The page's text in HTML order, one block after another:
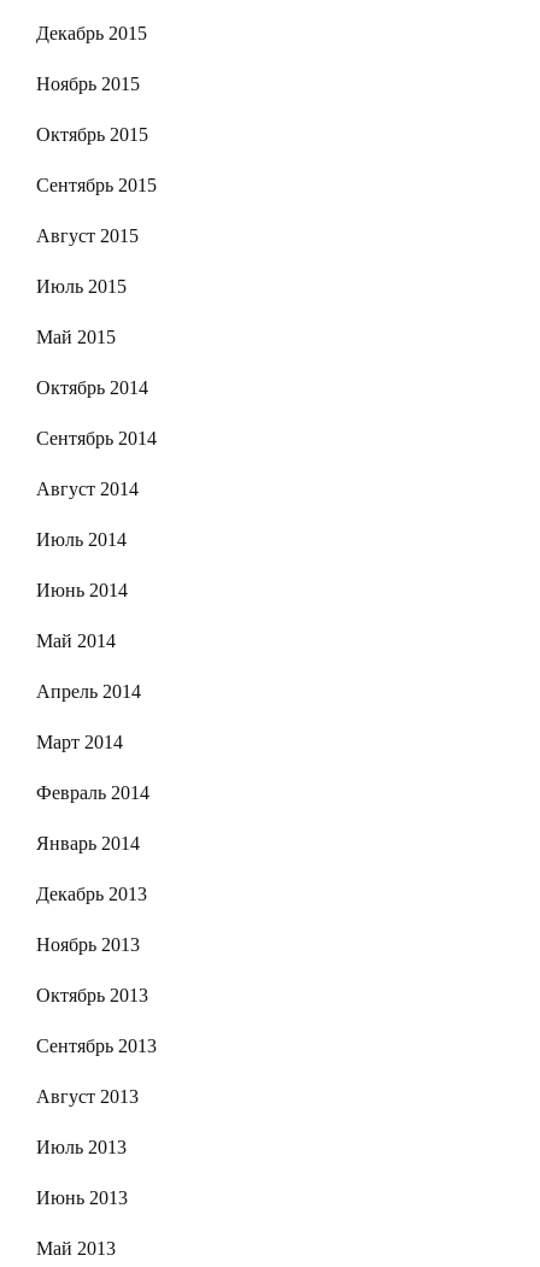
Декабрь 2015
Ноябрь 2015
Октябрь 2015
Сентябрь 2015
Август 2015
Июль 2015
Май 2015
Октябрь 2014
Сентябрь 2014
Август 2014
Июль 2014
Июнь 2014
Май 2014
Апрель 2014
Март 2014
Февраль 2014
Январь 2014
Декабрь 2013
Ноябрь 2013
Октябрь 2013
Сентябрь 2013
Август 2013
Июль 2013
Июнь 2013
Май 2013